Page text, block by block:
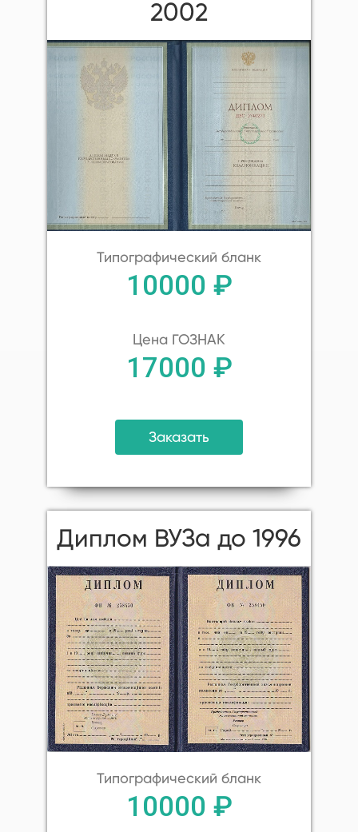
2002
Типографический бланк
10000 ₽
Цена ГОЗНАК
17000 ₽
Заказать
Диплом ВУЗа до 1996
Типографический бланк
10000 ₽